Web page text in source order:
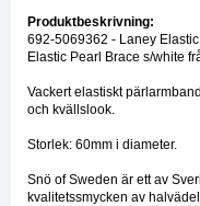
Produktbeskrivning:
692-5069362 - Laney
Elastic Pearl Brace s/white
Vackert elastiskt
och kvällslook.
Storlek: 60mm i diameter.
Snö of Sweden är ett av
kvalitetssmycken av